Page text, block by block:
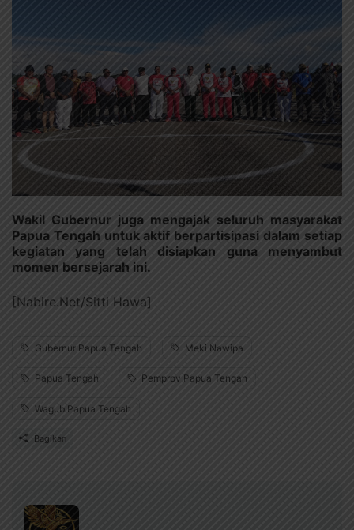
Wakil Gubernur juga mengajak seluruh masyarakat
Papua Tengah untuk aktif berpartisipasi dalam setiap
kegiatan yang telah disiapkan guna menyambut
momen bersejarah ini.
[Nabire.Net/Sitti Hawa]
Gubernur Papua Tengah Meki Nawipa
Papua Tengah Pemprov Papua Tengah
Wagub Papua Tengah
Bagikan